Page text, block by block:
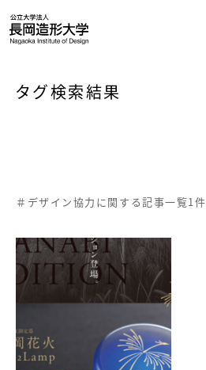
タグ検索結果
＃デザイン協力に関する記事一覧1件